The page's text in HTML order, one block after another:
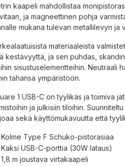
kaapeli mahdollistaa
ja magneettinen pohja
mukana tulevan metallilevyn ja
materiaaleista
kestävyyttä, ja sen puhdas,
sisustuselementteihin. Neutraali
tahansa ympäristöön.
1 USB-C on tyylikäs ja toimiva
ja julkisiin tiloihin.
sekä käyttömukavuutta että
Kolme Type F Schuko-pistorasiaa
Kaksi USB-C-porttia (30W lataus)
1,8 m joustava virtakaapeli